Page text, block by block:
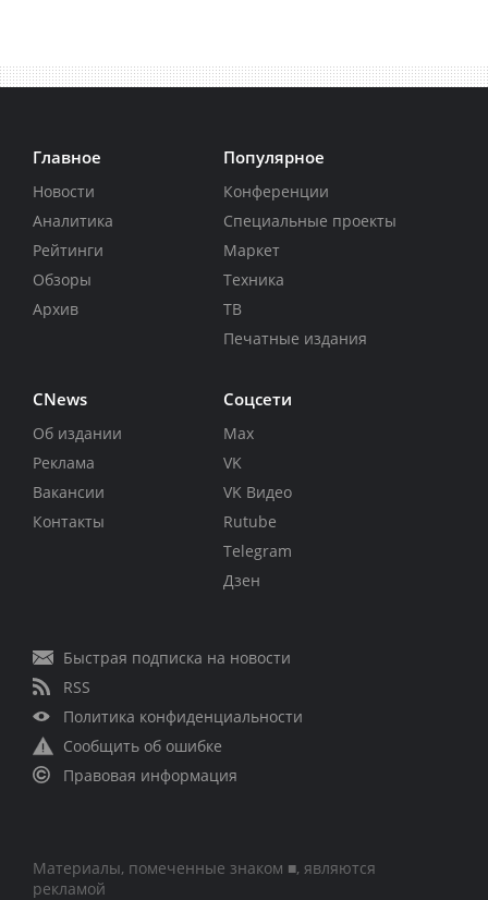
Главное
Новости
Аналитика
Рейтинги
Обзоры
Архив
Популярное
Конференции
Специальные проекты
Маркет
Техника
ТВ
Печатные издания
CNews
Об издании
Реклама
Вакансии
Контакты
Соцсети
Max
VK
VK Видео
Rutube
Telegram
Дзен
Быстрая подписка на новости
RSS
Политика конфиденциальности
Сообщить об ошибке
Правовая информация
Материалы, помеченные знаком ■, являются
рекламой